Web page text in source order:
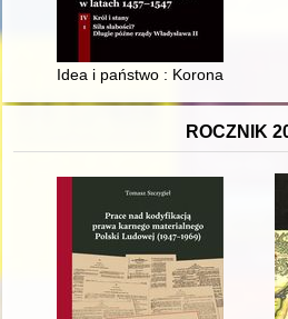
Idea i państwo : Korona
ROCZNIK